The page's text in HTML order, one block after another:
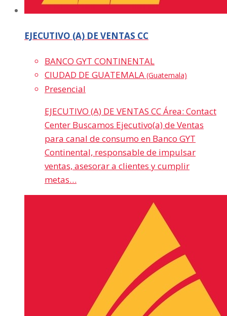
EJECUTIVO (A) DE VENTAS CC
BANCO GYT CONTINENTAL
CIUDAD DE GUATEMALA (Guatemala)
Presencial
EJECUTIVO (A) DE VENTAS CC Área: Contact
Center Buscamos Ejecutivo(a) de Ventas
para canal de consumo en Banco GYT
Continental, responsable de impulsar
ventas, asesorar a clientes y cumplir
metas…